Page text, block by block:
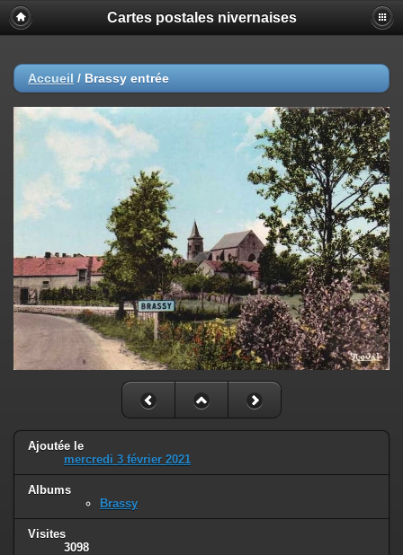
Cartes postales nivernaises
Accueil / Brassy entrée
Ajoutée le
mercredi 3 février 2021
Albums
Brassy
Visites
3098